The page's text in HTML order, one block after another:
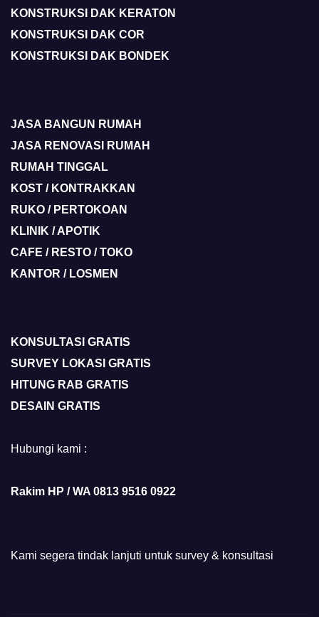
KONSTRUKSI DAK KERATON
KONSTRUKSI DAK COR
KONSTRUKSI DAK BONDEK
JASA BANGUN RUMAH
JASA RENOVASI RUMAH
RUMAH TINGGAL
KOST / KONTRAKKAN
RUKO / PERTOKOAN
KLINIK / APOTIK
CAFE / RESTO / TOKO
KANTOR / LOSMEN
KONSULTASI GRATIS
SURVEY LOKASI GRATIS
HITUNG RAB GRATIS
DESAIN GRATIS
Hubungi kami :
Rakim HP / WA 0813 9516 0922
Kami segera tindak lanjuti untuk survey & konsultasi